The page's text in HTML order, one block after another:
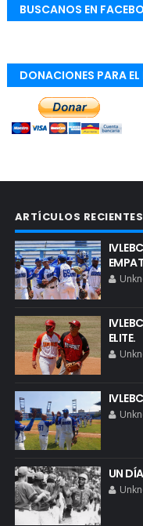
BUSCANOS EN
DONACIONES PARA
ARTÍCULOS RECIENTES
ELITE.
UN